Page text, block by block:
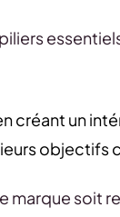
créant un
objectifs
marque soit